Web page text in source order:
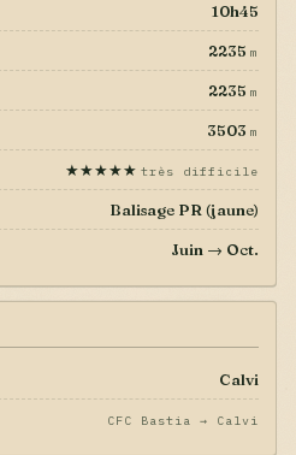
10h45
2235 m
2235 m
3503 m
★★★★★ très difficile
Balisage PR (jaune)
Juin → Oct.
Calvi
CFC Bastia → Calvi